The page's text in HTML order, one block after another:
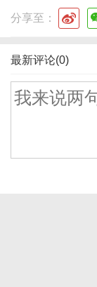
分享至：
最新评论(0)